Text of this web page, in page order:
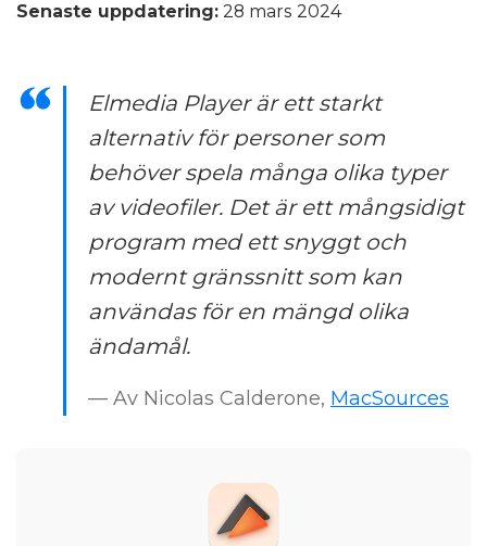
Senaste uppdatering: 28 mars 2024
Elmedia Player är ett starkt
alternativ för personer som
behöver spela många olika typer
av videofiler. Det är ett mångsidigt
program med ett snyggt och
modernt gränssnitt som kan
användas för en mängd olika
ändamål.
— Av Nicolas Calderone, MacSources